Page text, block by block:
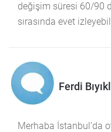
değişim süresi 60/90
sırasında evet
Ferdi
Merhaba İstanbul’da